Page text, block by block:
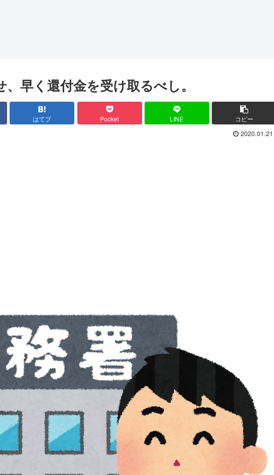
早く還付金を受け取るべし。
はてブ Pocket LINE コピー
2020.01.21